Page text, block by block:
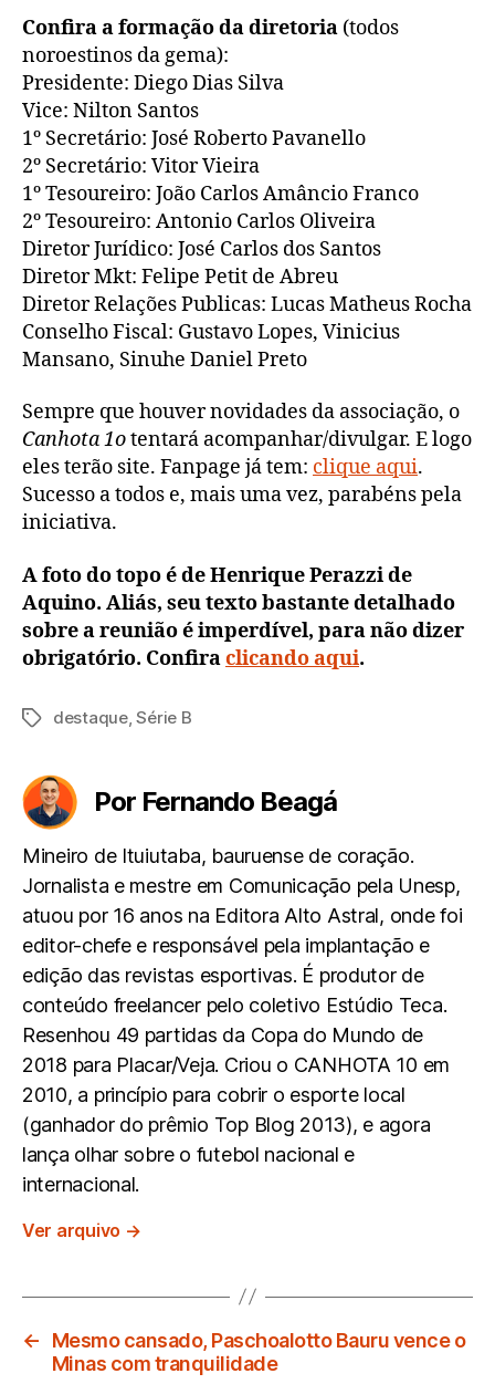
Confira a formação da diretoria (todos
noroestinos da gema):
Presidente: Diego Dias Silva
Vice: Nilton Santos
1º Secretário: José Roberto Pavanello
2º Secretário: Vitor Vieira
1º Tesoureiro: João Carlos Amâncio Franco
2º Tesoureiro: Antonio Carlos Oliveira
Diretor Jurídico: José Carlos dos Santos
Diretor Mkt: Felipe Petit de Abreu
Diretor Relações Publicas: Lucas Matheus Rocha
Conselho Fiscal: Gustavo Lopes, Vinicius
Mansano, Sinuhe Daniel Preto
Sempre que houver novidades da associação, o
Canhota 1otentará acompanhar/divulgar. E logo
eles terão site. Fanpage já tem: clique aqui.
Sucesso a todos e, mais uma vez, parabéns pela
iniciativa.
A foto do topo é de Henrique Perazzi de
Aquino. Aliás, seu texto bastante detalhado
sobre a reunião é imperdível, para não dizer
obrigatório. Confiraclicando aqui.
Tagsdestaque,Série B
Por Fernando Beagá
Mineiro de Ituiutaba, bauruense de coração.
Jornalista e mestre em Comunicação pela Unesp,
atuou por 16 anos na Editora Alto Astral, onde foi
editor-chefe e responsável pela implantação e
edição das revistas esportivas. É produtor de
conteúdo freelancer pelo coletivo Estúdio Teca.
Resenhou 49 partidas da Copa do Mundo de
2018 para Placar/Veja. Criou o CANHOTA 10 em
2010, a princípio para cobrir o esporte local
(ganhador do prêmio Top Blog 2013), e agora
lança olhar sobre o futebol nacional e
internacional.
Ver arquivo →
←
Mesmo cansado, Paschoalotto Bauru vence o
Minas com tranquilidade